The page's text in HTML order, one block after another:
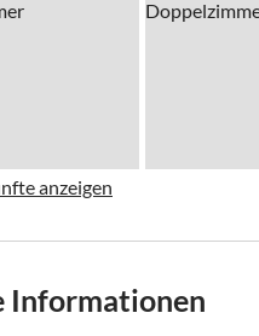
anzeigen
Informationen